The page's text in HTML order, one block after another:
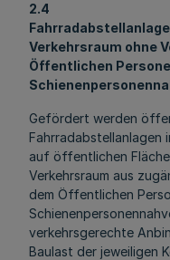
2.4
Verkehrsraum ohne
Öffentlichen
Gefördert werden
Fahrradabstellanlagen
auf öffentlichen
Verkehrsraum aus
dem Öffentlichen
verkehrsgerechte
Baulast der jeweiligen